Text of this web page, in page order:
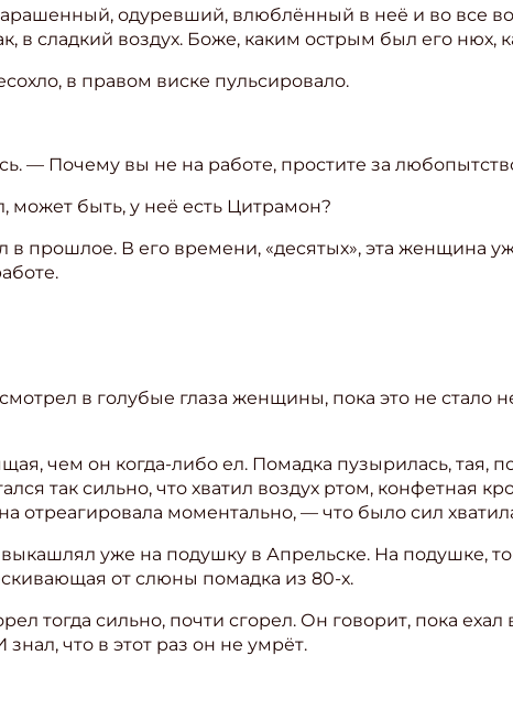
одуревший, влюблённый в неё и во все
в сладкий воздух. Боже, каким острым был его нюх,
в правом виске пульсировало.
— Почему вы не на работе, простите за
может быть, у неё есть Цитрамон?
прошлое. В его времени, «десятых», эта женщина
в голубые глаза женщины, пока это не стало
чем он когда-либо ел. Помадка пузырилась, тая,
так сильно, что хватил воздух ртом, конфетная
отреагировала моментально, — что было сил
уже на подушку в Апрельске. На подушке,
от слюны помадка из 80-х.
тогда сильно, почти сгорел. Он говорит, пока ехал
что в этот раз он не умрёт.